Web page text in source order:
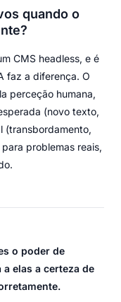
quando o
CMS headless, e é
faz a diferença. O
perceção humana,
(novo texto,
(transbordamento,
problemas reais,
o poder de
elas a certeza de